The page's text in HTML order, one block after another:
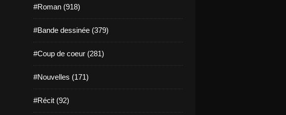
#Roman (918)
#Bande dessinée (379)
#Coup de coeur (281)
#Nouvelles (171)
#Récit (92)